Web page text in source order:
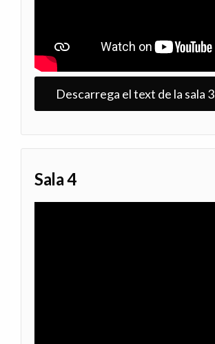
Descarrega el text de la sala 3
Sala 4